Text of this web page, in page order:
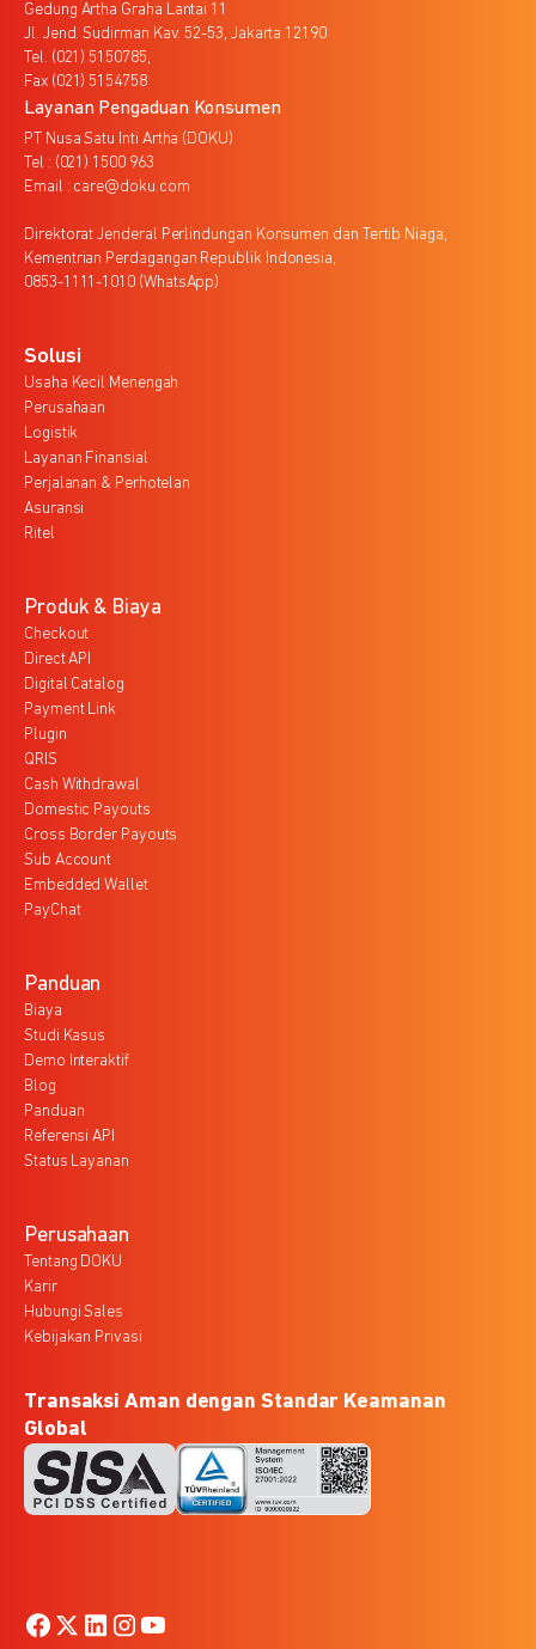
Gedung Artha Graha Lantai 11
Jl. Jend. Sudirman Kav. 52-53, Jakarta 12190
Tel. (021) 5150785,
Fax (021) 5154758
Layanan Pengaduan Konsumen
PT Nusa Satu Inti Artha (DOKU)
Tel : (021) 1500 963
Email : care@doku.com
Direktorat Jenderal Perlindungan Konsumen dan Tertib Niaga,
Kementrian Perdagangan Republik Indonesia,
0853-1111-1010 (WhatsApp)
Solusi
Usaha Kecil Menengah
Perusahaan
Logistik
Layanan Finansial
Perjalanan & Perhotelan
Asuransi
Ritel
Produk & Biaya
Checkout
Direct API
Digital Catalog
Payment Link
Plugin
QRIS
Cash Withdrawal
Domestic Payouts
Cross Border Payouts
Sub Account
Embedded Wallet
PayChat
Panduan
Biaya
Studi Kasus
Demo Interaktif
Blog
Panduan
Referensi API
Status Layanan
Perusahaan
Tentang DOKU
Karir
Hubungi Sales
Kebijakan Privasi
Transaksi Aman dengan Standar Keamanan
Global